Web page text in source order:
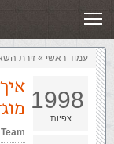
זירת השאלות
עמוד ראשי » ‏זירת
1998
צפיות